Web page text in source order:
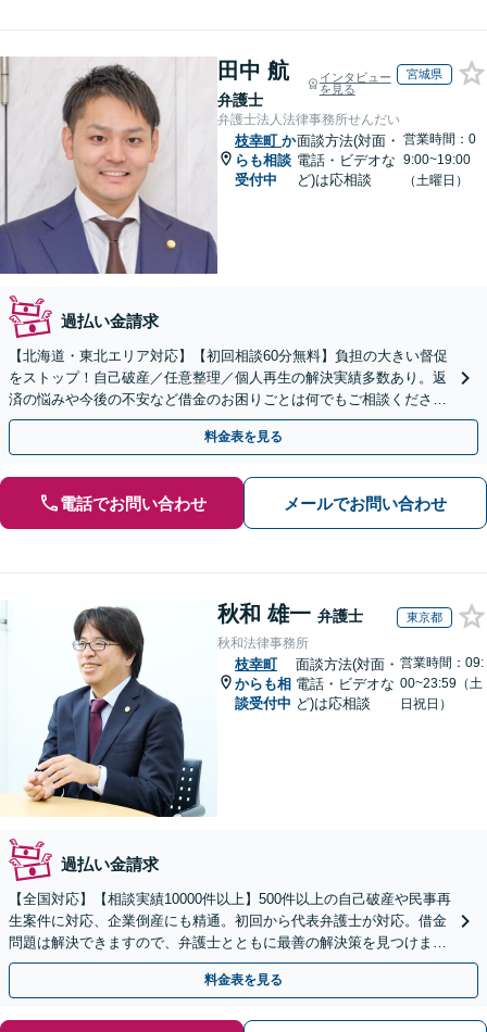
田中 航
弁護士
インタビュー
を見る
宮城県
弁護士法人法律事務所せんだい
枝幸町 か
らも相談
受付中
面談方法(対面・
電話・ビデオな
ど)は応相談
営業時間：0
9:00~19:00
（土曜日）
過払い金請求
【北海道・東北エリア対応】【初回相談60分無料】負担の大きい督促
をストップ！自己破産／任意整理／個人再生の解決実績多数あり。返
済の悩みや今後の不安など借金のお困りごとは何でもご相談くださ
い。依頼者さまにとって最善の解決をご提案【土曜も営業】
料金表を見る
電話でお問い合わせ メールでお問い合わせ
秋和 雄一 弁護士 東京都
秋和法律事務所
枝幸町
からも相
談受付中
面談方法(対面・
電話・ビデオな
ど)は応相談
営業時間：09:
00~23:59（土
日祝日）
過払い金請求
【全国対応】【相談実績10000件以上】500件以上の自己破産や民事再
生案件に対応、企業倒産にも精通。初回から代表弁護士が対応。借金
問題は解決できますので、弁護士とともに最善の解決策を見つけまし
ょう【初回相談無料】【法テラス利用可】
料金表を見る